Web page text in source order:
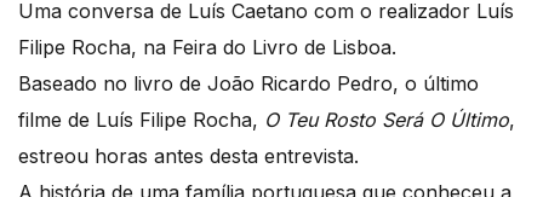
Uma conversa de Luís Caetano com o realizador Luís
Filipe Rocha, na Feira do Livro de Lisboa.
Baseado no livro de João Ricardo Pedro, o último
filme de Luís Filipe Rocha, O Teu Rosto Será O Último,
estreou horas antes desta entrevista.
A história de uma família portuguesa que conheceu a